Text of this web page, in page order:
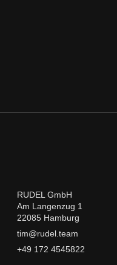
RUDEL GmbH
Am Langenzug 1
22085 Hamburg
tim@rudel.team
+49 172 4545822